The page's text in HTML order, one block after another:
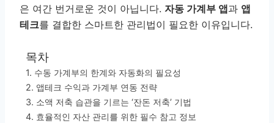
은 여간 번거로운 것이 아닙니다. 자동 가계부 앱과 앱
테크를 결합한 스마트한 관리법이 필요한 이유입니다.
목차
1. 수동 가계부의 한계와 자동화의 필요성
2. 앱테크 수익과 가계부 연동 전략
3. 소액 저축 습관을 기르는 ‘잔돈 저축’ 기법
4. 효율적인 자산 관리를 위한 필수 참고 정보